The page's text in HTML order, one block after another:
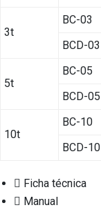
3t
BC-03
BCD-03
5t
BC-05
BCD-05
10t
BC-10
BCD-10
Ficha técnica
Manual